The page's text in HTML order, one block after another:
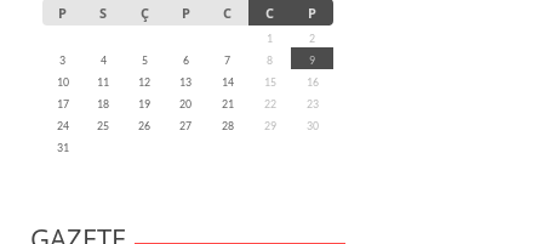
P S Ç P C C P
1
2
3
4 5 6 7 8
9
10
11 12 13 14 15
16
17
18 19 20 21 22
23
24
25 26 27 28 29
30
31